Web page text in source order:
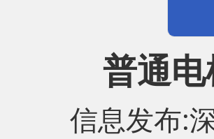
普通
信息发布: